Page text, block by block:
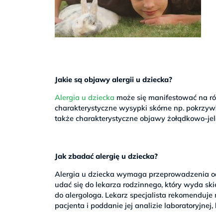
Jakie są objawy alergii u dziecka?
Alergia u dziecka może się manifestować na
charakterystyczne wysypki skórne np.
także charakterystyczne objawy żołądkowo-
Jak zbadać alergię u dziecka?
Alergia u dziecka wymaga przeprowadzenia
udać się do lekarza rodzinnego, który wyda
do alergologa. Lekarz specjalista
pacjenta i poddanie jej analizie